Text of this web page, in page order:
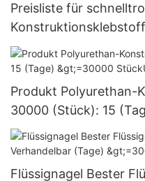
Preisliste für
Produkt Polyurethan-
30000 (Stück): 15
Versorgung
Flüssignagel Bester